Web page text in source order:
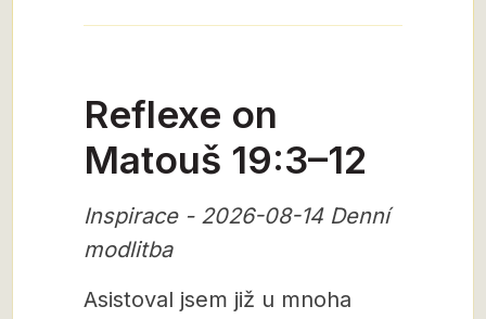
Reflexe on
Matouš 19:3–12
Inspirace - 2026-08-14 Denní
modlitba
Asistoval jsem již u mnoha